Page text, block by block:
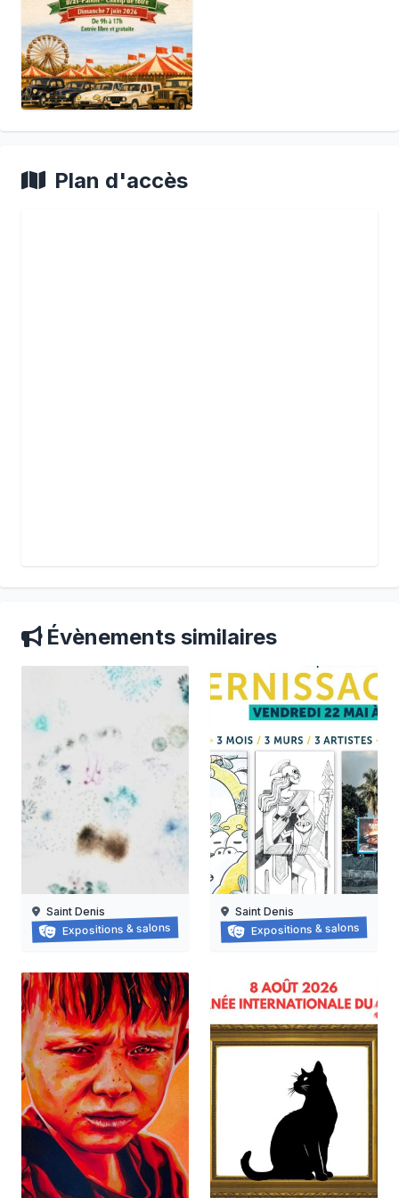
Plan d'accès
Évènements similaires
Grapzëtwal
30/05/2026 au
Saint Denis
Expositions & salons Exposition : nanas vanille
16/06/2026 au
Saint Denis
Expositions & salons